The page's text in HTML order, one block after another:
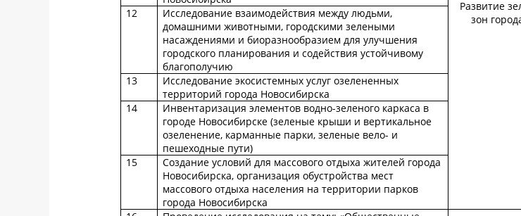
Развитие
зон
12
Исследование взаимодействия между людьми,
домашними животными, городскими зелеными
насаждениями и биоразнообразием для улучшения
городского планирования и содействия устойчивому
благополучию
13
Исследование экосистемных услуг озелененных
территорий города Новосибирска
14
Инвентаризация элементов водно-зеленого каркаса в
городе Новосибирске (зеленые крыши и вертикальное
озеленение, карманные парки, зеленые вело- и
пешеходные пути)
15
Создание условий для массового отдыха жителей города
Новосибирска, организация обустройства мест
массового отдыха населения на территории парков
города Новосибирска